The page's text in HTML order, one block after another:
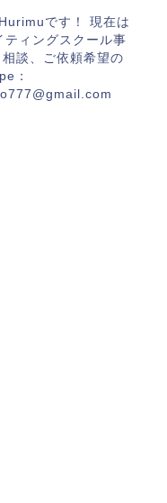
です！ 現在は
ィングスクール事
談、ご依頼希望の
：